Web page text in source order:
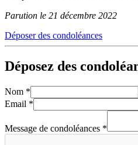
Parution le 21 décembre 2022
Déposer des condoléances
Déposez des
Nom *
Email *
Message de condoléances *